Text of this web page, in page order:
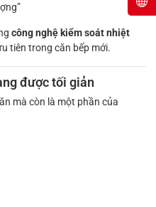
công nghệ kiểm soát nhiệt
tiên trong căn bếp mới.
được tối giản
mà còn là một phần của